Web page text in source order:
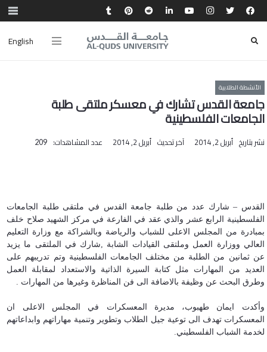
English
الأنشطة الطلابية
جامعة القدس تشارك في معسكر ملتقى طلبة
الجامعات الفلسطينية
نشر بتاريخ أبريل 2, 2014 آخر تحديث أبريل 2, 2014 عدد المشاهدات: 209
القدس – شارك عدد من طلبة جامعة القدس في ملتقى طلبة الجامعات
الفلسطينية الرابع عشر والذي عقد في الفارعة في مركز الشهيد صلاح خلف
بمبادرة من المجلس الاعلى للشباب والرياضة وبالشراكة مع وزارة التعليم
العالي ووزارة العمل وملتقى القيادات الشابة ,شارك في الملتقى ما يزيد
عن ثمانين من الطلبة من مختلف الجامعات الفلسطينية وتم تدريبهم على
العديد من المهارات مثل كتابة السيرة الذاتية والاستعداد لمقابلة العمل
وطرق البحث عن وظيفة بالاضافة الى فن المناظرة وغيرها من المهارات .
وأكدت ايمان طهبوب، مديرة المعسكرات في المجلس الاعلى ان
المعسكرات تهدف الى توعية جيل الطلاب وتطوير وتنمية مهاراتهم وابداعاتهم
لخدمة الشباب الفلسطيني.